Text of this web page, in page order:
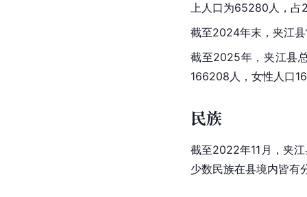
上人口为65280人，占
截至2024年末，夹江
截至2025年，夹江县
166208人，女性人口
民族
截至2022年11月，夹
少数民族在县境内皆有